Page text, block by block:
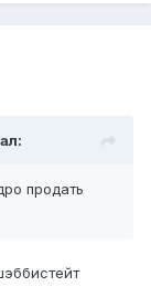
продать